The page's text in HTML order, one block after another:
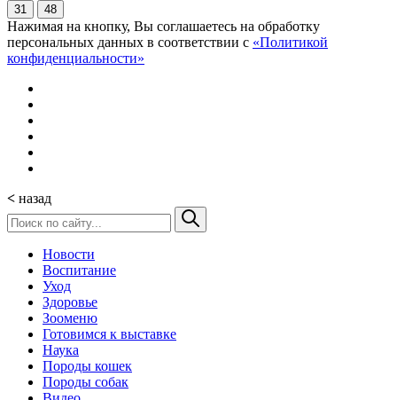
31 48
Нажимая на кнопку, Вы соглашаетесь на обработку
персональных данных в соответствии с «Политикой
конфиденциальности»
< назад
Новости
Воспитание
Уход
Здоровье
Зооменю
Готовимся к выставке
Наука
Породы кошек
Породы собак